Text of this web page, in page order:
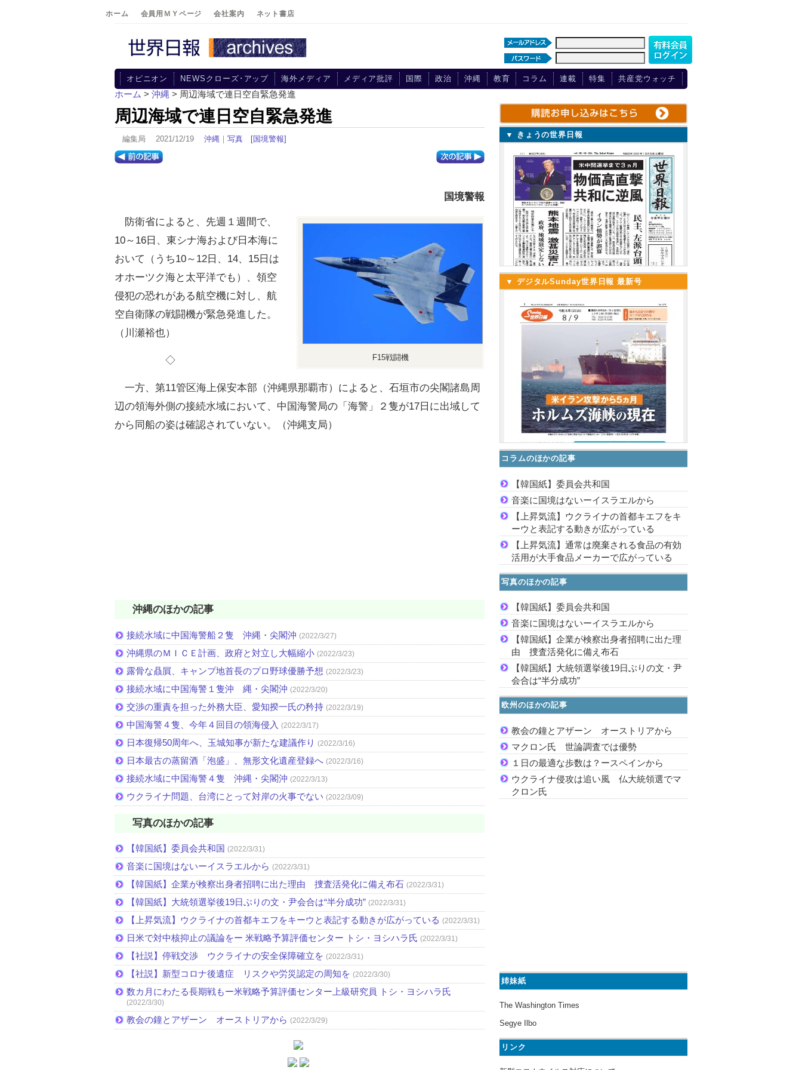
ホーム 会員用ＭＹページ 会社案内 ネット書店
オピニオン NEWSクローズ･アップ 海外メディア メディア批評 国際 政治 沖縄 教育 コラム 連載 特集 共産党ウォッチ
ホーム > 沖縄 > 周辺海域で連日空自緊急発進
周辺海域で連日空自緊急発進
編集局 2021/12/19 沖縄 ｜ 写真 [国境警報]
国境警報
F15戦闘機
防衛省によると、先週１週間で、
10～16日、東シナ海および日本海に
おいて（うち10～12日、14、15日は
オホーツク海と太平洋でも）、領空
侵犯の恐れがある航空機に対し、航
空自衛隊の戦闘機が緊急発進した。
（川瀬裕也）
◇
一方、第11管区海上保安本部（沖縄県那覇市）によると、石垣市の尖閣諸島周
辺の領海外側の接続水域において、中国海警局の「海警」２隻が17日に出域して
から同船の姿は確認されていない。（沖縄支局）
沖縄のほかの記事
接続水域に中国海警船２隻 沖縄・尖閣沖 (2022/3/27)
沖縄県のＭＩＣＥ計画、政府と対立し大幅縮小 (2022/3/23)
露骨な贔屓、キャンプ地首長のプロ野球優勝予想 (2022/3/23)
接続水域に中国海警１隻沖 縄・尖閣沖 (2022/3/20)
交渉の重責を担った外務大臣、愛知揆一氏の矜持 (2022/3/19)
中国海警４隻、今年４回目の領海侵入 (2022/3/17)
日本復帰50周年へ、玉城知事が新たな建議作り (2022/3/16)
日本最古の蒸留酒「泡盛」、無形文化遺産登録へ (2022/3/16)
接続水域に中国海警４隻 沖縄・尖閣沖 (2022/3/13)
ウクライナ問題、台湾にとって対岸の火事でない (2022/3/09)
写真のほかの記事
【韓国紙】委員会共和国 (2022/3/31)
音楽に国境はないーイスラエルから (2022/3/31)
【韓国紙】企業が検察出身者招聘に出た理由 捜査活発化に備え布石 (2022/3/31)
【韓国紙】大統領選挙後19日ぶりの文・尹会合は“半分成功” (2022/3/31)
【上昇気流】ウクライナの首都キエフをキーウと表記する動きが広がっている (2022/3/31)
日米で対中核抑止の議論をー 米戦略予算評価センター トシ・ヨシハラ氏 (2022/3/31)
【社説】停戦交渉 ウクライナの安全保障確立を (2022/3/31)
【社説】新型コロナ後遺症 リスクや労災認定の周知を (2022/3/30)
数カ月にわたる長期戦もー米戦略予算評価センター上級研究員 トシ・ヨシハラ氏
(2022/3/30)
教会の鐘とアザーン オーストリアから (2022/3/29)
▼ きょうの世界日報
▼ デジタルSunday世界日報 最新号
コラムのほかの記事
【韓国紙】委員会共和国
音楽に国境はないーイスラエルから
【上昇気流】ウクライナの首都キエフをキ
ーウと表記する動きが広がっている
【上昇気流】通常は廃棄される食品の有効
活用が大手食品メーカーで広がっている
写真のほかの記事
【韓国紙】委員会共和国
音楽に国境はないーイスラエルから
【韓国紙】企業が検察出身者招聘に出た理
由 捜査活発化に備え布石
【韓国紙】大統領選挙後19日ぶりの文・尹
会合は“半分成功”
欧州のほかの記事
教会の鐘とアザーン オーストリアから
マクロン氏 世論調査では優勢
１日の最適な歩数は？ースペインから
ウクライナ侵攻は追い風 仏大統領選でマ
クロン氏
姉妹紙
The Washington Times
Segye Ilbo
リンク